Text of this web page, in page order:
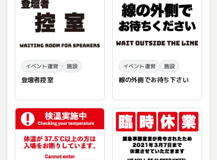
イベント運営 施設
登壇者控室
イベント運営 施設
線の外側でお待ち下さい